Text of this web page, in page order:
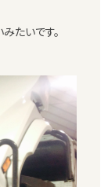
たいです。